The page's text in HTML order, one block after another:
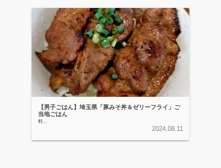
【男子ごはん】埼玉県「豚みそ丼＆ゼリーフライ」ご
当地ごはん
料...
2024.08.11